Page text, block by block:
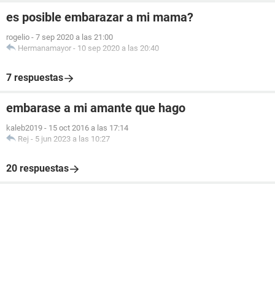
es posible embarazar a mi mama?
rogelio - 7 sep 2020 a las 21:00
Hermanamayor - 10 sep 2020 a las 20:40
7 respuestas
embarase a mi amante que hago
kaleb2019 - 15 oct 2016 a las 17:14
Rej - 5 jun 2023 a las 10:27
20 respuestas